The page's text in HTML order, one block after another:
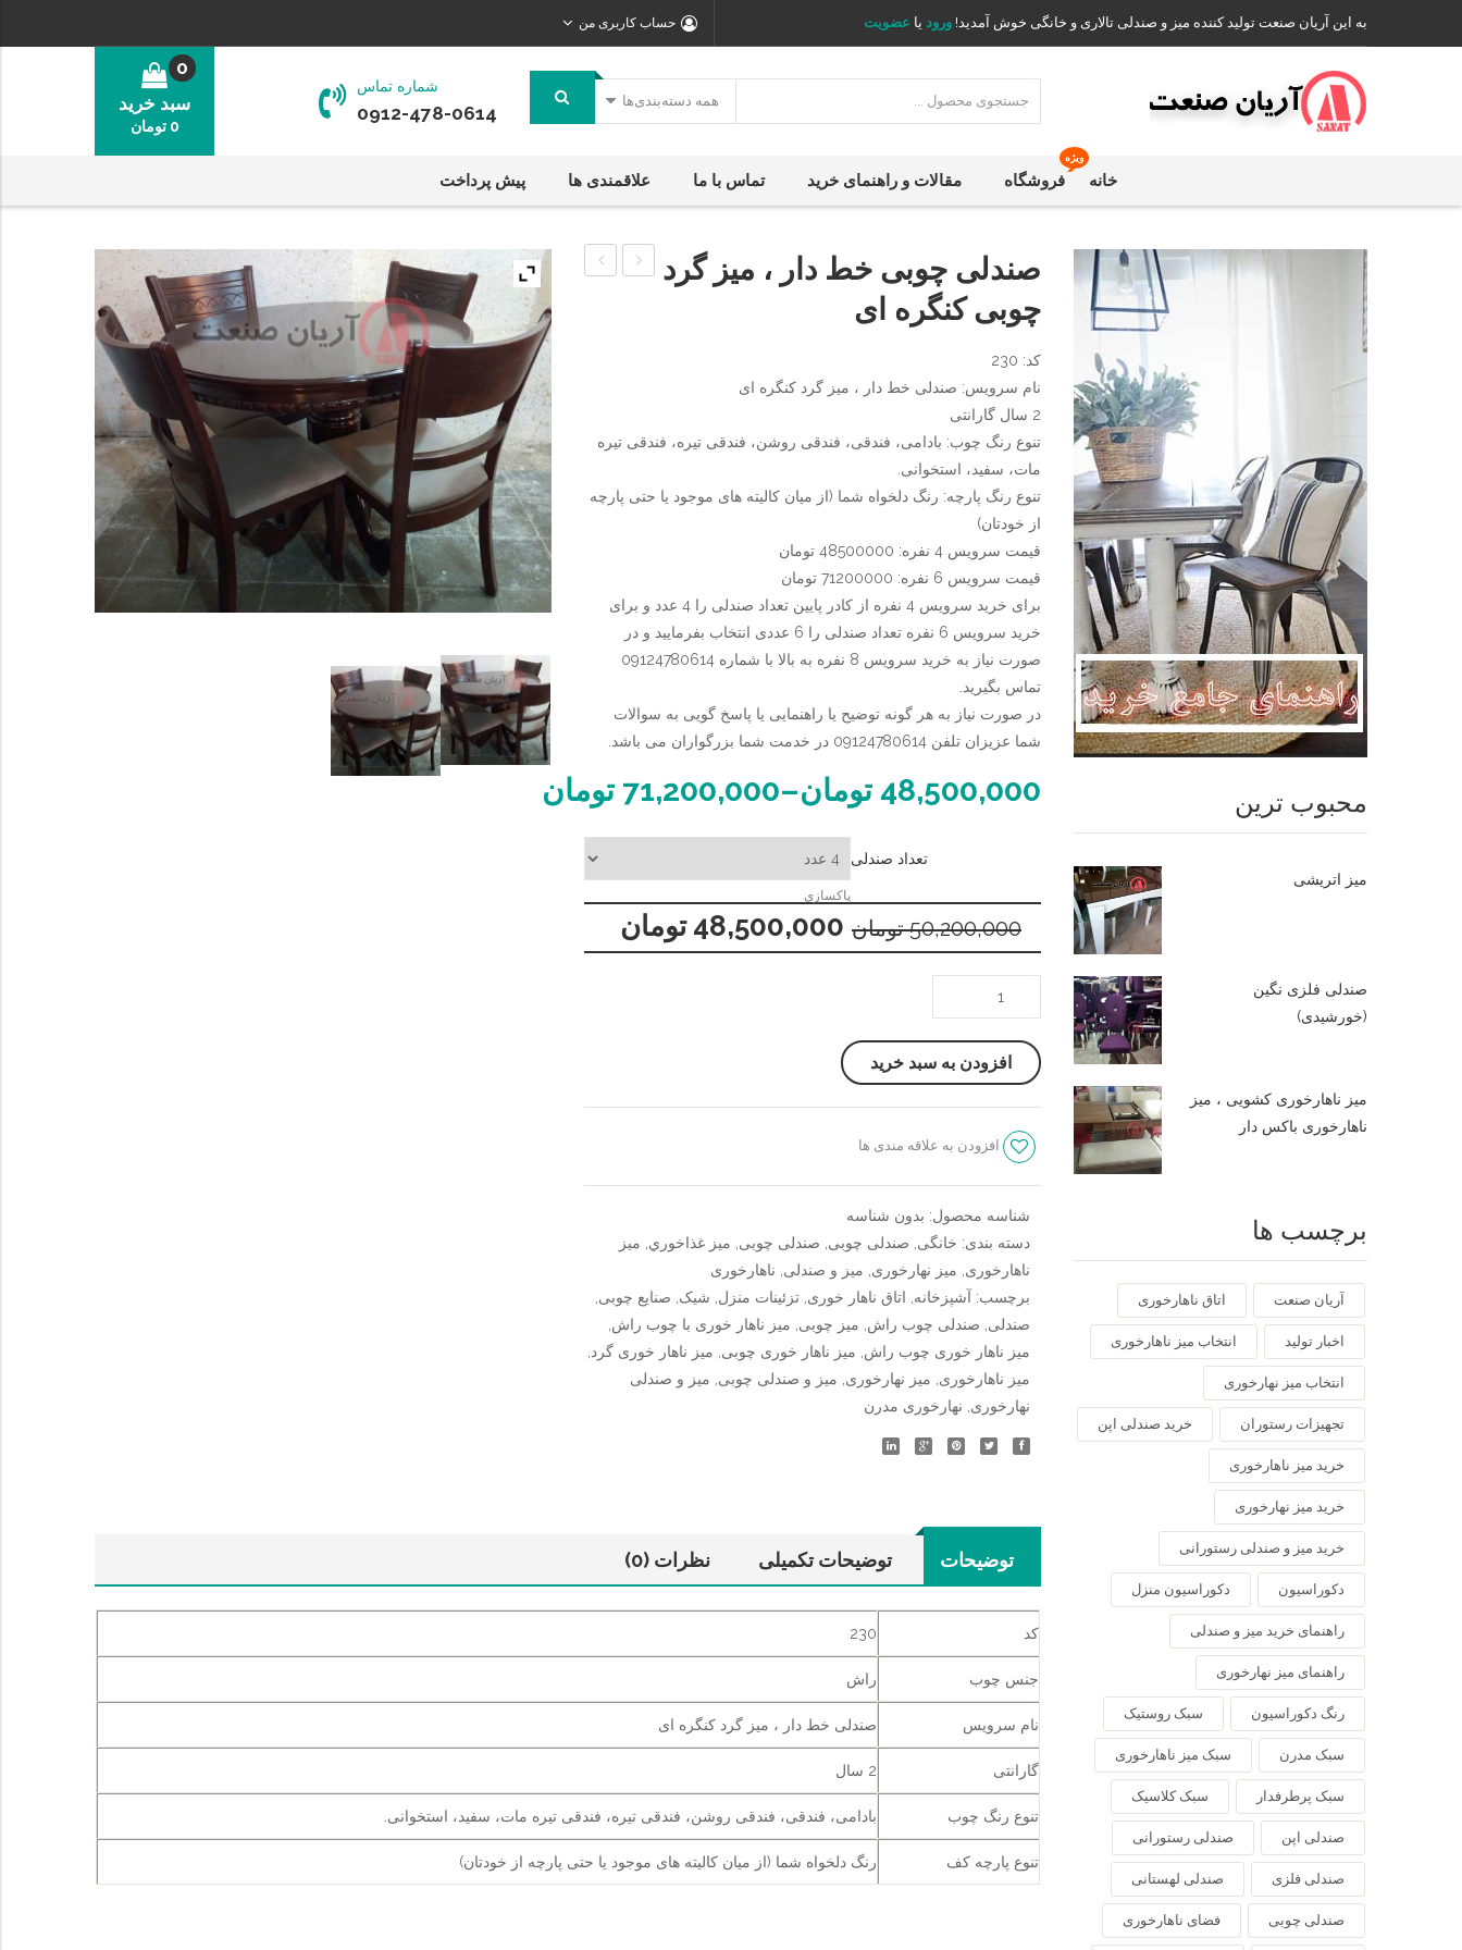
به این آریان صنعت تولید کننده میز و صندلی تالاری و خانگی خوش آمدید! ورود یا عضویت حساب کاربری من
همه دسته‌بندی‌ها
شماره تماس
0912-478-0614 سبد خرید
0
0 تومان
خانه فروشگاه
ویژه
مقالات و راهنمای خرید تماس با ما علاقمندی ها پیش پرداخت
میز
ضربدری
،
ناهارخوری
صندلی چوبی خط دار ، میز گرد
چوبی کنگره ای
کد: 230
نام سرویس: صندلی خط دار ، میز گرد کنگره ای
2 سال گارانتی
تنوع رنگ چوب: بادامی، فندقی، فندقی روشن، فندقی تیره، فندقی تیره
مات، سفید، استخوانی.
تنوع رنگ پارچه: رنگ دلخواه شما (از میان کالیته های موجود یا حتی پارچه
از خودتان)
قیمت سرویس 4 نفره: 48500000 تومان
قیمت سرویس 6 نفره: 71200000 تومان
برای خرید سرویس 4 نفره از کادر پایین تعداد صندلی را 4 عدد و برای
خرید سرویس 6 نفره تعداد صندلی را 6 عددی انتخاب بفرمایید و در
صورت نیاز به خرید سرویس 8 نفره به بالا با شماره 09124780614
تماس بگیرید.
در صورت نیاز به هر گونه توضیح یا راهنمایی یا پاسخ گویی به سوالات
شما عزیزان تلفن 09124780614 در خدمت شما بزرگواران می باشد.
48,500,000 تومان–
71,200,000 تومان
تعداد صندلی
پاکسازی
50,200,000 تومان 48,500,000 تومان
چوبی
خط
گرد
کنگره
عدد
افزودن به سبد خرید
افزودن به علاقه مندی ها
شناسه محصول: بدون شناسه
دسته بندی: خانگی صندلی چوبی صندلی چوبی ميز غذاخوري میز
ناهارخوری میز نهارخوری میز و صندلی ناهارخوری
برچسب: آشپزخانه اتاق ناهار خوری تزئینات منزل شیک صنایع چوبی
صندلی صندلی چوب راش میز چوبی میز ناهار خوری با چوب راش
میز ناهار خوری چوب راش میز ناهار خوری چوبی میز ناهار خوری گرد
میز ناهارخوری میز نهارخوری میز و صندلی چوبی میز و صندلی
نهارخوری نهارخوری مدرن
توضیحات توضیحات تکمیلی نظرات (0)
کد 230
جنس چوب راش
نام سرویس صندلی خط دار ، میز گرد کنگره ای
گارانتی 2 سال
تنوع رنگ چوب بادامی، فندقی، فندقی روشن، فندقی تیره، فندقی تیره مات، سفید، استخوانی.
تنوع پارچه کف رنگ دلخواه شما (از میان کالیته های موجود یا حتی پارچه از خودتان)
محبوب ترین
میز اتریشی
صندلی فلزی نگین
(خورشیدی)
میز ناهارخوری کشویی ، میز
ناهارخوری باکس دار
برچسب ها
آریان صنعت اتاق ناهارخوری
اخبار تولید انتخاب میز ناهارخوری
انتخاب میز نهارخوری
تجهیزات رستوران خرید صندلی اپن
خرید میز ناهارخوری
خرید میز نهارخوری
خرید میز و صندلی رستورانی
دکوراسیون دکوراسیون منزل
راهنمای خرید میز و صندلی
راهنمای میز نهارخوری
رنگ دکوراسیون سبک روستیک
سبک مدرن سبک میز ناهارخوری
سبک پرطرفدار سبک کلاسیک
صندلی اپن صندلی رستورانی
صندلی فلزی صندلی لهستانی
صندلی چوبی فضای ناهارخوری